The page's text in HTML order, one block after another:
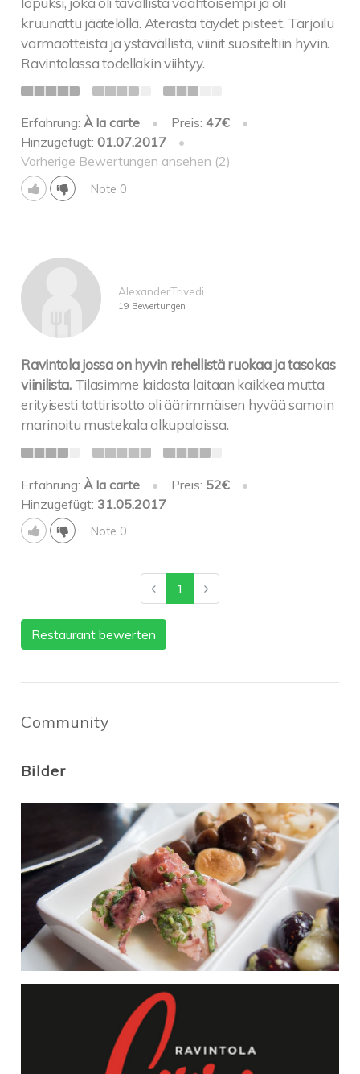
kruunattu jäätelöllä. Aterasta täydet pisteet. Tarjoilu
varmaotteista ja ystävällistä, viinit suositeltiin hyvin.
Ravintolassa todellakin viihtyy.
Erfahrung:À la carte • Preis: 47€
•
Hinzugefügt:01.07.2017
•
Vorherige Bewertungen ansehen (2)
Note 0
AlexanderTrivedi
19 Bewertungen
Ravintola jossa on hyvin rehellistä ruokaa ja tasokas
viinilista. Tilasimme laidasta laitaan kaikkea mutta
erityisesti tattirisotto oli äärimmäisen hyvää samoin
marinoitu mustekala alkupaloissa.
Erfahrung:À la carte • Preis: 52€
•
Hinzugefügt: 31.05.2017
Note 0
1
Restaurant bewerten
Community
Bilder